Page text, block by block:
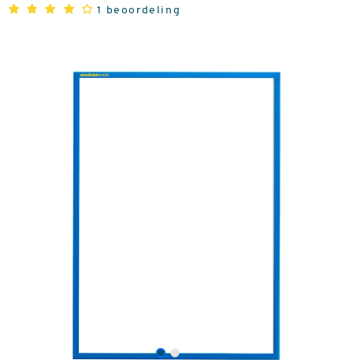
1 beoordeling